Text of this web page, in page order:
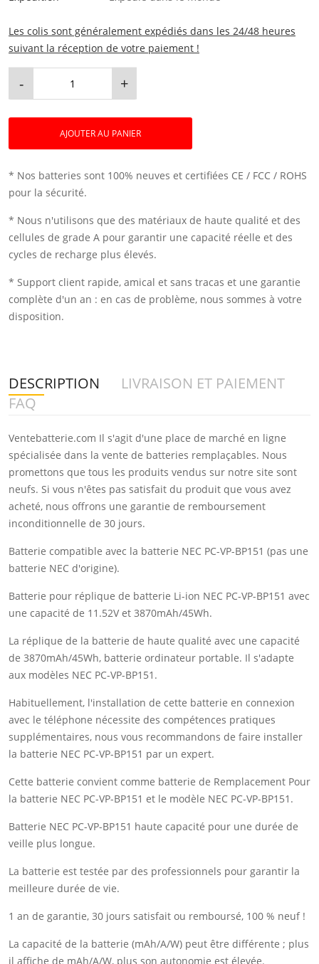
Les colis sont généralement expédiés dans les 24/48 heures
suivant la réception de votre paiement !
- +
AJOUTER AU PANIER
* Nos batteries sont 100% neuves et certifiées CE / FCC / ROHS
pour la sécurité.
* Nous n'utilisons que des matériaux de haute qualité et des
cellules de grade A pour garantir une capacité réelle et des
cycles de recharge plus élevés.
* Support client rapide, amical et sans tracas et une garantie
complète d'un an : en cas de problème, nous sommes à votre
disposition.
DESCRIPTION
LIVRAISON ET PAIEMENT
FAQ
Ventebatterie.com Il s'agit d'une place de marché en ligne
spécialisée dans la vente de batteries remplaçables. Nous
promettons que tous les produits vendus sur notre site sont
neufs. Si vous n'êtes pas satisfait du produit que vous avez
acheté, nous offrons une garantie de remboursement
inconditionnelle de 30 jours.
Batterie compatible avec la batterie NEC PC-VP-BP151 (pas une
batterie NEC d'origine).
Batterie pour réplique de batterie Li-ion NEC PC-VP-BP151 avec
une capacité de 11.52V et 3870mAh/45Wh.
La réplique de la batterie de haute qualité avec une capacité
de 3870mAh/45Wh, batterie ordinateur portable. Il s'adapte
aux modèles NEC PC-VP-BP151.
Habituellement, l'installation de cette batterie en connexion
avec le téléphone nécessite des compétences pratiques
supplémentaires, nous vous recommandons de faire installer
la batterie NEC PC-VP-BP151 par un expert.
Cette batterie convient comme batterie de Remplacement Pour
la batterie NEC PC-VP-BP151 et le modèle NEC PC-VP-BP151.
Batterie NEC PC-VP-BP151 haute capacité pour une durée de
veille plus longue.
La batterie est testée par des professionnels pour garantir la
meilleure durée de vie.
1 an de garantie, 30 jours satisfait ou remboursé, 100 % neuf !
La capacité de la batterie (mAh/A/W) peut être différente ; plus
il affiche de mAh/A/W, plus son autonomie est élevée.